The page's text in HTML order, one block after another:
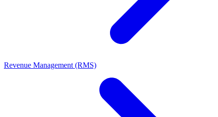
Revenue Management (RMS)